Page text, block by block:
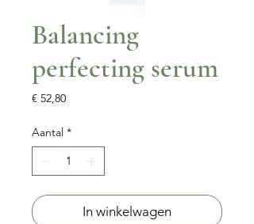
Balancing
perfecting serum
€ 52,80Prijs
Aantal *
In winkelwagen